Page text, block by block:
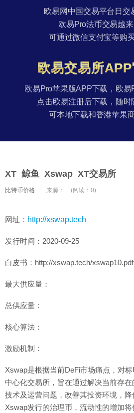
欧易网中国交易平台日交
欧易Pro法币交易越来
可通过微信支付宝等购
欧易交易所
欧易Pro苹果版APP下载，欧
点击欧易注册后下载，随时
可本地下载和香港苹果
XT_鲸鱼_Xswap_XT交易所
比特币价格 来源： (阅读：0)
网址： http://xswap.tech
发行时间：2020-09-25
白皮书：http://xswap.tech/xswap10.pdf
最大供应量：
总供应量：
核心算法：
激励机制：
Xswap是根据当前DeFi市场痛点，对
中心化交易所，旨在通过解决当前存
技术及运营问题，改善其投资环境，
Xswap发行的治理币，流动性的增加将